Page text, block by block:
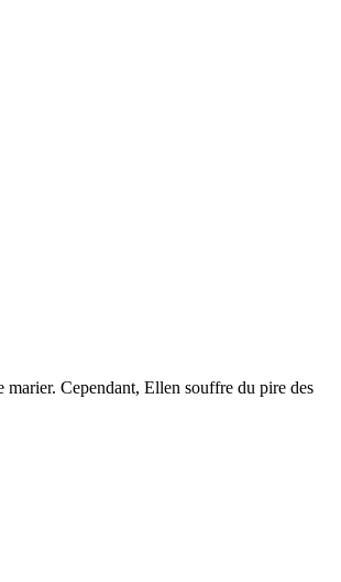
Cependant, Ellen souffre du pire des